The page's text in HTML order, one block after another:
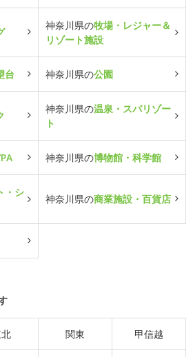
神奈川県の牧場・レジャー＆
リゾート施設
台 神奈川県の公園
神奈川県の温泉・スパリゾー
ト
神奈川県の博物館・科学館
・シ
神奈川県の商業施設・百貨店
関東 甲信越